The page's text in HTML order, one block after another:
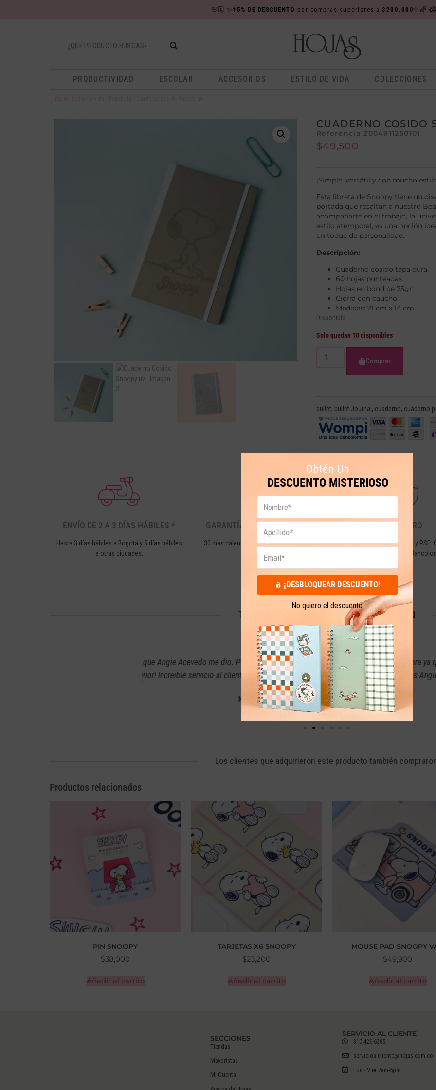
🌸 🗓️ ✨ 15% DE DESCUENTO por compras superiores a$200.000 ✨🌈
PRODUCTIVIDAD ESCOLAR ACCESORIOS ESTILO DE VIDA COLECCIONES
CUADERNO COSIDO
Referencia 2004911250101
$49,500
¡Simple, versátil y con mucho
Esta libreta de Snoopy tiene un
portada que resaltan a nuestro
acompañarte en el trabajo, la
estilo atemporal, es una opción
un toque de personalidad.
Descripción:
Cuaderno cosido tapa dura.
60 hojas punteadas.
Hojas en bond de 75gr.
Cierra con caucho.
Medidas: 21 cm x 14 cm
Disponible
Solo quedan 10 disponibles
Comprar
bullet, bullet Journal , cuaderno, cuaderno
ENVÍO DE 2 A 3 DÍAS HÁBILES *
Hasta 3 días hábiles a Bogotá y 5 días hábiles
a otras ciudades.
GARANTÍA Y DEVOLUCIONES
30 días calendario desde la fecha de tu
compra.
PAGO SEGURO
Tarjetas de crédito, débito y PSE.
seguridad de Wompi de
TESTIMONIOS QUE NOS ENORGULLECEN
Anteriormente había comprado en la misma página y tenía la confianza y seguridad
bien y en excelente calidad, además de que los productos que manejan me
Lina Pasquel
Los clientes que adquirieron este producto también
Productos relacionados
PIN SNOOPY
$38,000
Añadir al carrito
TARJETAS X6 SNOOPY
$23,200
Añadir al carrito
MOUSE PAD SNOOPY
$49,900
Añadir al carrito
SECCIONES
Tiendas
Mayoristas
Mi Cuenta
SERVICIO AL CLIENTE
310 426 6285
servicioalcliente@hojas.com.co
Lun - Vier 7am-5pm
¡DESBLOQUEAR DESCUENTO!
No quiero el descuento
Obtén Un
DESCUENTO MISTERIOSO